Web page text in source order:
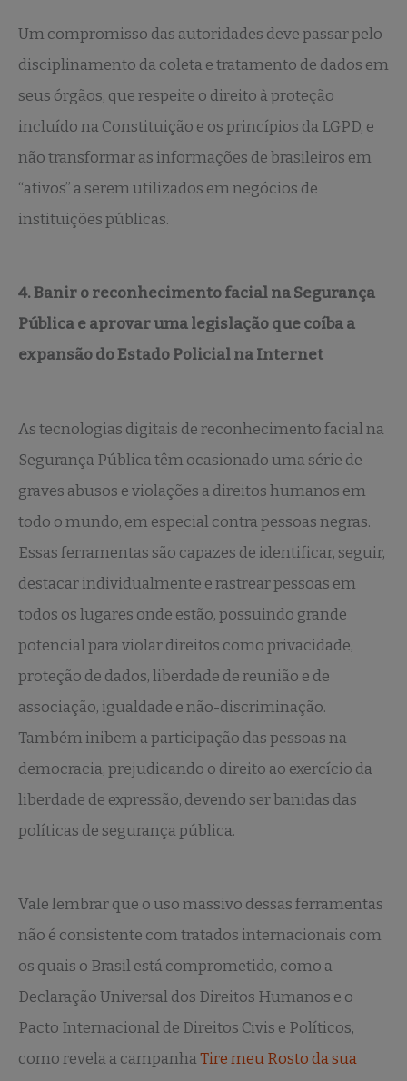
Um compromisso das autoridades deve passar pelo
disciplinamento da coleta e tratamento de dados em
seus órgãos, que respeite o direito à proteção
incluído na Constituição e os princípios da LGPD, e
não transformar as informações de brasileiros em
“ativos” a serem utilizados em negócios de
instituições públicas.
4. Banir o reconhecimento facial na Segurança
Pública e aprovar uma legislação que coíba a
expansão do Estado Policial na Internet
As tecnologias digitais de reconhecimento facial na
Segurança Pública têm ocasionado uma série de
graves abusos e violações a direitos humanos em
todo o mundo, em especial contra pessoas negras.
Essas ferramentas são capazes de identificar, seguir,
destacar individualmente e rastrear pessoas em
todos os lugares onde estão, possuindo grande
potencial para violar direitos como privacidade,
proteção de dados, liberdade de reunião e de
associação, igualdade e não-discriminação.
Também inibem a participação das pessoas na
democracia, prejudicando o direito ao exercício da
liberdade de expressão, devendo ser banidas das
políticas de segurança pública.
Vale lembrar que o uso massivo dessas ferramentas
não é consistente com tratados internacionais com
os quais o Brasil está comprometido, como a
Declaração Universal dos Direitos Humanos e o
Pacto Internacional de Direitos Civis e Políticos,
como revela a campanhaTire meu Rosto da sua